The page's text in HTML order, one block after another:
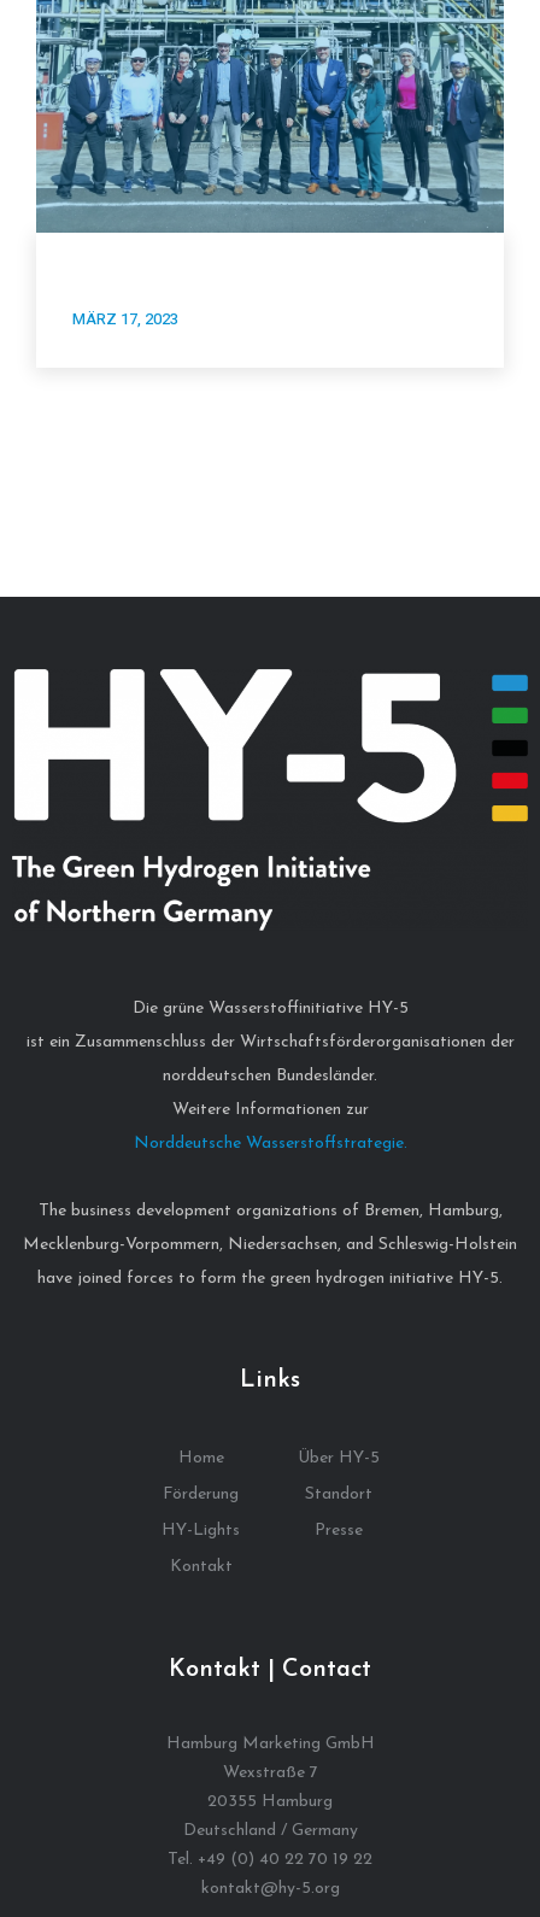
MÄRZ 17, 2023
Die grüne Wasserstoffinitiative HY-5
ist ein Zusammenschluss der Wirtschaftsförderorganisationen der
norddeutschen Bundesländer.
Weitere Informationen zur
Norddeutsche Wasserstoffstrategie.
The business development organizations of Bremen, Hamburg,
Mecklenburg-Vorpommern, Niedersachsen, and Schleswig-Holstein
have joined forces to form the green hydrogen initiative HY-5.
Links
Home
Über HY-5
Förderung
Standort
HY-Lights
Presse
Kontakt
Kontakt | Contact
Hamburg Marketing GmbH
Wexstraße 7
20355 Hamburg
Deutschland / Germany
Tel. +49 (0) 40 22 70 19 22
kontakt@hy-5.org